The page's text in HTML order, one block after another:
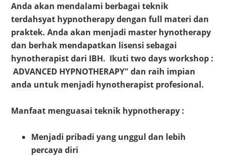
Anda akan mendalami berbagai teknik
terdahsyat hypnotherapy dengan full materi dan
praktek. Anda akan menjadi master hynotherapy
dan berhak mendapatkan lisensi sebagai
hynotherapist dari IBH. Ikuti two days workshop :
ADVANCED HYPNOTHERAPY" dan raih impian
anda untuk menjadi hynotherapist profesional.
Manfaat menguasai teknik hypnotherapy :
Menjadi pribadi yang unggul dan lebih
percaya diri